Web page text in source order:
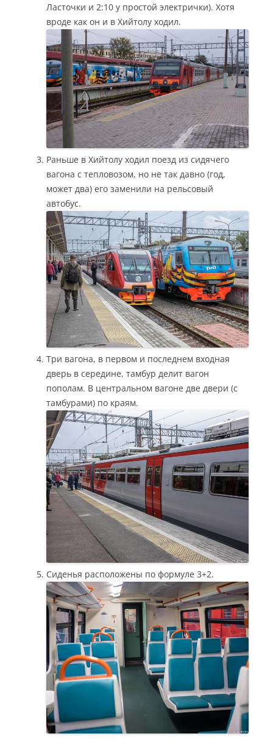
Ласточки и 2:10 у простой электрички). Хотя
вроде как он и в Хийтолу ходил.
Раньше в Хийтолу ходил поезд из сидячего
вагона с тепловозом, но не так давно (год,
может два) его заменили на рельсовый
автобус.
Три вагона, в первом и последнем входная
дверь в середине, тамбур делит вагон
пополам. В центральном вагоне две двери (с
тамбурами) по краям.
Сиденья расположены по формуле 3+2.